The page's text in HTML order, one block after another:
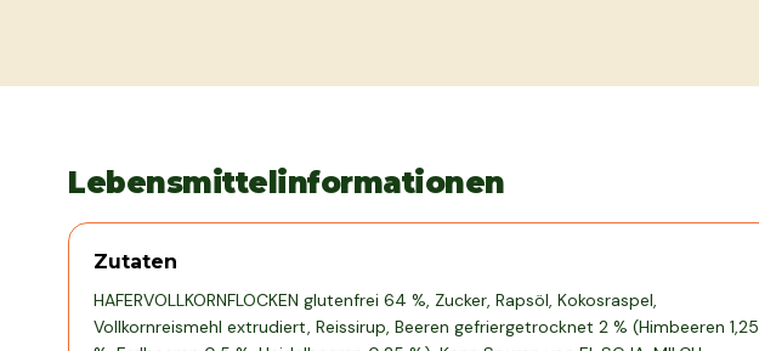
Lebensmittelinformationen
Zutaten
HAFERVOLLKORNFLOCKEN glutenfrei 64 %, Zucker, Rapsöl, Kokosraspel,
Vollkornreismehl extrudiert, Reissirup, Beeren gefriergetrocknet 2 % (Himbeeren 1,25